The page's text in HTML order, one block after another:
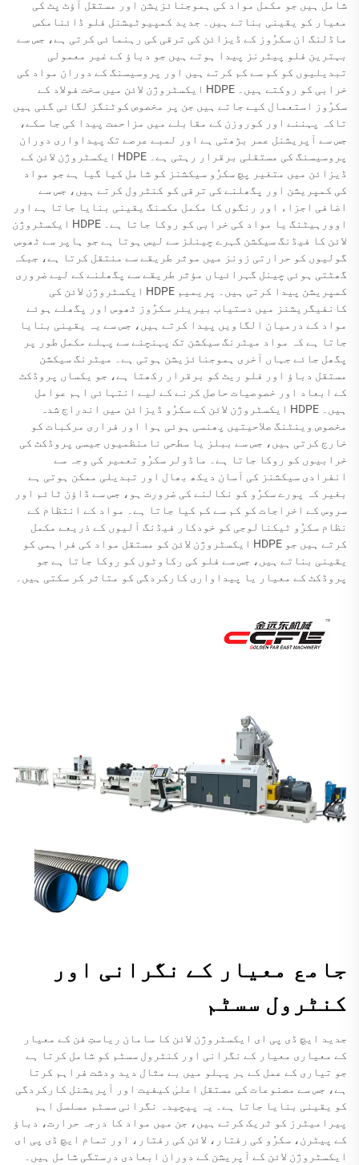
شامل ہیں جو مکمل مواد کی ہموجنائزیشن اور مستقل آؤٹ پٹ کی
معیار کو یقینی بناتے ہیں۔ جدید کمپیوٹیشنل فلو ڈائنامکس
ماڈلنگ ان سکرُوز کے ڈیزائن کی ترقی کی رہنمائی کرتی ہے، جس سے
بہترین فلو پیٹرنز پیدا ہوتے ہیں جو دباؤ کے غیر معمولی
تبدیلیوں کو کم سے کم کرتے ہیں اور پروسیسنگ کے دوران مواد کی
خرابی کو روکتے ہیں۔ HDPE ایکسٹروژن لائن میں سخت فولاد کے
سکرُوز استعمال کیے جاتے ہیں جن پر مخصوص کوٹنگز لگائی گئی ہیں
تاکہ پہننے اور کوروزن کے مقابلے میں مزاحمت پیدا کی جا سکے،
جس سے آپریشنل عمر بڑھتی ہے اور لمبے عرصے تک پیداواری دوران
پروسیسنگ کی مستقلی برقرار رہتی ہے۔ HDPE ایکسٹروژن لائن کے
ڈیزائن میں متغیر پچ سکرُو سیکشنز کو شامل کیا گیا ہے جو مواد
کی کمپریشن اور پگھلنے کی ترقی کو کنٹرول کرتے ہیں، جس سے
اضافی اجزاء اور رنگوں کا مکمل مکسنگ یقینی بنایا جاتا ہے اور
اوورہیٹنگ یا مواد کی خرابی کو روکا جاتا ہے۔ HDPE ایکسٹروژن
لائن کا فیڈنگ سیکشن گہرے چینلز سے لیس ہوتا ہے جو ہاپر سے ٹھوس
گولیوں کو حرارتی زونز میں موثر طریقے سے منتقل کرتا ہے، جبکہ
گھٹتی ہوئی چینل گہرائیاں مؤثر طریقے سے پگھلنے کے لیے ضروری
کمپریشن پیدا کرتی ہیں۔ پریمیم HDPE ایکسٹروژن لائن کی
کانفیگریشنز میں دستیاب بیریئر سکرُوز ٹھوس اور پگھلے ہوئے
مواد کے درمیان الگاویں پیدا کرتے ہیں، جس سے یہ یقینی بنایا
جاتا ہے کہ مواد میٹرنگ سیکشن تک پہنچنے سے پہلے مکمل طور پر
پگھل جائے جہاں آخری ہموجنائزیشن ہوتی ہے۔ میٹرنگ سیکشن
مستقل دباؤ اور فلو ریٹ کو برقرار رکھتا ہے، جو یکساں پروڈکٹ
کے ابعاد اور خصوصیات حاصل کرنے کے لیے انتہائی اہم عوامل
ہیں۔ HDPE ایکسٹروژن لائن کے سکرُو ڈیزائن میں اندراج شدہ
مخصوص وینٹنگ صلاحیتیں پھنسی ہوئی ہوا اور فراری مرکبات کو
خارج کرتی ہیں، جس سے ببلز یا سطحی نامنظمیوں جیسی پروڈکٹ کی
خرابیوں کو روکا جاتا ہے۔ ماڈولر سکرُو تعمیر کی وجہ سے
انفرادی سیکشنز کی آسان دیکھ بھال اور تبدیلی ممکن ہوتی ہے
بغیر کہ پورے سکرُو کو نکالنے کی ضرورت ہو، جس سے ڈاؤن ٹائم اور
سروس کے اخراجات کو کم سے کم کیا جاتا ہے۔ مواد کے انتظام کے
نظام سکرُو ٹیکنالوجی کو خودکار فیڈنگ آلیوں کے ذریعے مکمل
کرتے ہیں جو HDPE ایکسٹروژن لائن کو مستقل مواد کی فراہمی کو
یقینی بناتے ہیں، جس سے فلو کی رکاوٹوں کو روکا جاتا ہے جو
پروڈکٹ کے معیار یا پیداواری کارکردگی کو متاثر کر سکتی ہیں۔
جامع معیار کے نگرانی اور
کنٹرول سسٹم
جدید ایچ ڈی پی ای ایکسٹروژن لائن کا سامان ریاستِ فن کے معیار
کے معیاری معیار کے نگرانی اور کنٹرول سسٹم کو شامل کرتا ہے
جو تیاری کے عمل کے ہر پہلو میں بے مثال دید ودشت فراہم کرتا
ہے، جس سے مصنوعات کی مستقل اعلیٰ کیفیت اور آپریشنل کارکردگی
کو یقینی بنایا جاتا ہے۔ یہ پیچیدہ نگرانی سسٹم مسلسل اہم
پیرامیٹرز کو ٹریک کرتے ہیں، جن میں مواد کا درجہ حرارت، دباؤ
کے پیٹرن، سکرُو کی رفتار، لائن کی رفتار، اور تمام ایچ ڈی پی ای
ایکسٹروژن لائن کے آپریشن کے دوران ابعادی درستگی شامل ہیں۔